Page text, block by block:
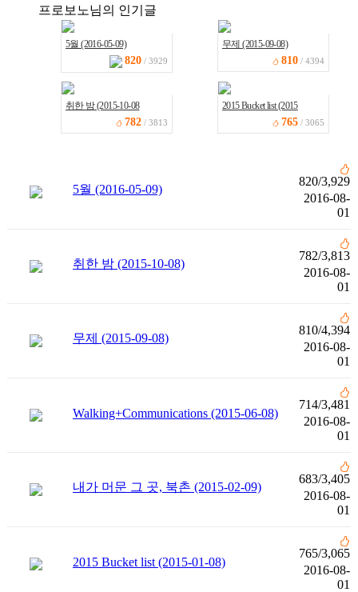
프로보노님의 인기글
5월 (2016-05-09)
820 / 3929
무제 (2015-09-08)
810 / 4394
취한 밤 (2015-10-08
782 / 3813
2015 Bucket list (2015
765 / 3065
5월 (2016-05-09)
820/3,929
2016-08-
01
취한 밤 (2015-10-08)
782/3,813
2016-08-
01
무제 (2015-09-08)
810/4,394
2016-08-
01
Walking+Communications (2015-06-08)
714/3,481
2016-08-
01
내가 머문 그 곳, 북촌 (2015-02-09)
683/3,405
2016-08-
01
2015 Bucket list (2015-01-08)
765/3,065
2016-08-
01